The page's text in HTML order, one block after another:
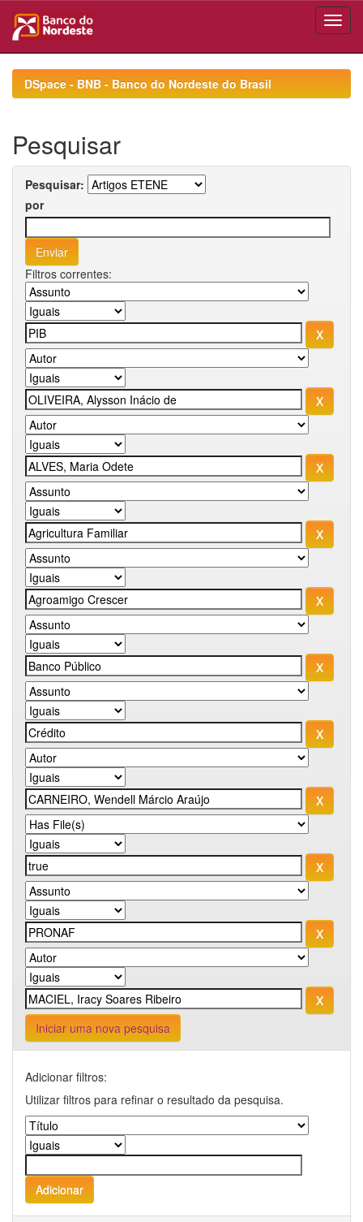
navigationDSpace - BNB - Banco do Nordeste do Brasil
Pesquisar
Pesquisar:
por
Filtros correntes:
Iniciar uma nova pesquisa
Adicionar filtros:
Utilizar filtros para refinar o resultado da pesquisa.